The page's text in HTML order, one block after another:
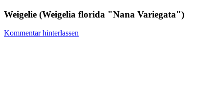
Weigelie (Weigelia florida "Nana Variegata")
Kommentar hinterlassen